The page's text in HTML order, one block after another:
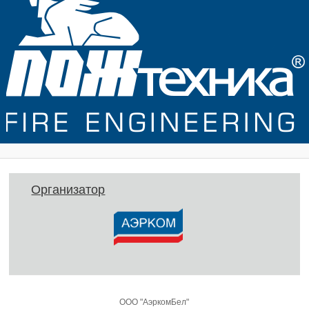
Организатор
ООО "АэркомБел"